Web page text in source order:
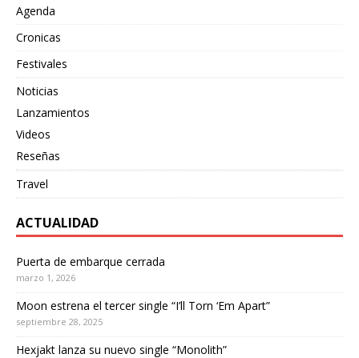
Agenda
Cronicas
Festivales
Noticias
Lanzamientos
Videos
Reseñas
Travel
ACTUALIDAD
Puerta de embarque cerrada
marzo 1, 2026
Moon estrena el tercer single “I’ll Torn ‘Em Apart”
septiembre 28, 2025
Hexjakt lanza su nuevo single “Monolith”